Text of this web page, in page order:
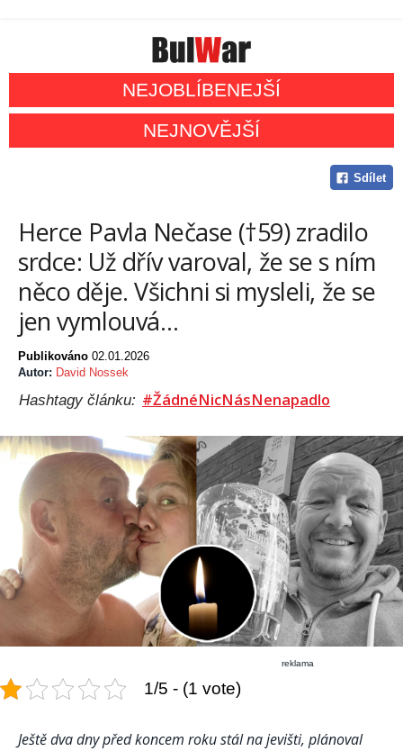
NEJOBLÍBENEJŠÍ
NEJNOVĚJŠÍ
Sdílet
Herce Pavla Nečase (†59) zradilo
srdce: Už dřív varoval, že se s ním
něco děje. Všichni si mysleli, že se
jen vymlouvá…
Publikováno 02.01.2026
Autor: David Nossek
Hashtagy článku: #ŽádnéNicNásNenapadlo
reklama
1/5 - (1 vote)
Ještě dva dny před koncem roku stál na jevišti, plánoval